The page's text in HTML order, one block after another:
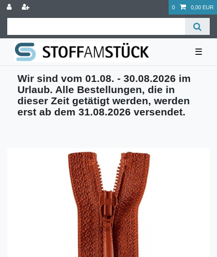
0 0,00 EUR
☰
Wir sind vom 01.08. - 30.08.2026 im
Urlaub. Alle Bestellungen, die in
dieser Zeit getätigt werden, werden
erst ab dem 31.08.2026 versendet.